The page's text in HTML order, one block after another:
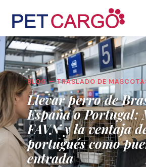
BLOG — TRASLADO DE
Llevar perro de
España o Portugal:
FAVN y la ventaja
portugués como
entrada